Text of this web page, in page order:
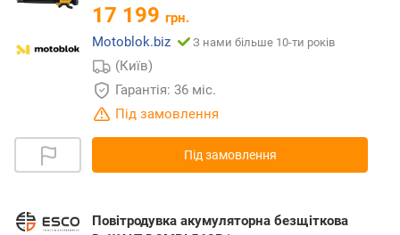
17 199 грн.
Motoblok.biz
З нами більше 10-ти років
(Київ)
Гарантія: 36 міс.
Під замовлення
Під замовлення
Повітродувка акумуляторна безщіткова